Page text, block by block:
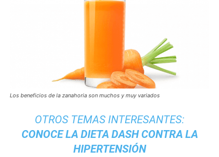
Los beneficios de la zanahoria son muchos y muy variados
OTROS TEMAS INTERESANTES:
CONOCE LA DIETA DASH CONTRA LA
HIPERTENSIÓN